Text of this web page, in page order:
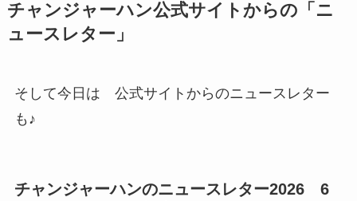
チャンジャーハン公式サイトからの「ニ
ュースレター」
そして今日は 公式サイトからのニュースレター
も♪
チャンジャーハンのニュースレター2026 6